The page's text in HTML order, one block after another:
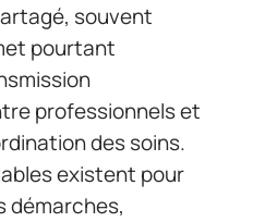
souvent
pourtant
professionnels et
des soins.
existent pour
démarches,